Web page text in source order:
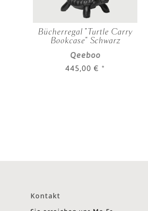
Bücherregal "Turtle Carry
Bookcase" Schwarz
Qeeboo
445,00 € *
Kontakt